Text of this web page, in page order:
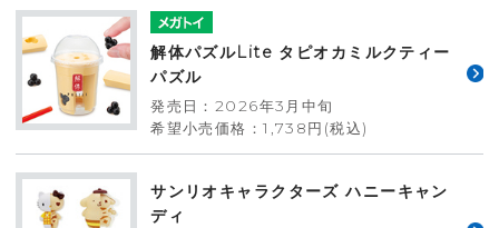
解体パズルLite タピオカミルクティー
パズル
発売日：2026年3月中旬
希望小売価格：1,738円(税込)
サンリオキャラクターズ ハニーキャン
ディ